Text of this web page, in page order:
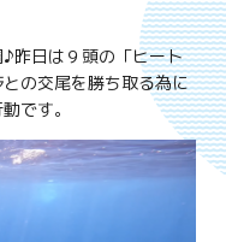
昨日は９頭の「ヒート
との交尾を勝ち取る為に
です。